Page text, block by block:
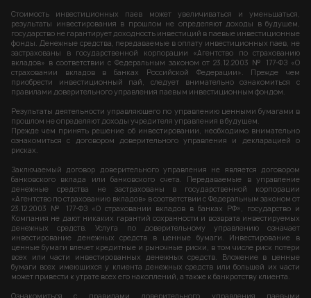
Стоимость инвестиционных паев может увеличиваться и уменьшаться,
результаты инвестирования в прошлом не определяют доходы в будущем,
государство не гарантирует доходность инвестиций в паевые инвестиционные
фонды. Денежные средства, передаваемые в оплату инвестиционных паев, не
застрахованы в государственной корпорации «Агентство по страхованию
вкладов» в соответствии с Федеральным законом от 23.12.2003 № 177-ФЗ «О
страховании вкладов в банках Российской Федерации». Прежде чем
приобрести инвестиционный пай, следует внимательно ознакомиться с
правилами доверительного управления паевым инвестиционным фондом.
Результаты деятельности управляющего по управлению ценными бумагами в
прошлом не определяют доходы учредителя управления в будущем.
Прежде чем принять решение об инвестировании, необходимо внимательно
ознакомиться с договором доверительного управления и декларацией о
рисках.
Заключаемый договор доверительного управления не является договором
банковского вклада или банковского счета. Передаваемые в управление
денежные средства не застрахованы в государственной корпорации
«Агентство по страхованию вкладов» в соответствии с Федеральным законом от
23.12.2003 № 177-ФЗ «О страховании вкладов в банках РФ», государство и
Компания не дают никаких гарантий сохранности и возврата инвестируемых
денежных средств. Услуга по доверительному управлению означает
инвестирование денежных средств в ценные бумаги. Инвестирование в
ценные бумаги влечет кредитные и рыночные риски, в том числе риск потери
всех или части инвестированных денежных средств. Вложение в ценные
бумаги всех имеющихся у клиента денежных средств или большей их части
может привести к утрате всех его накоплений, а также к банкротству клиента.
Ознакомиться с правилами доверительного управления паевыми